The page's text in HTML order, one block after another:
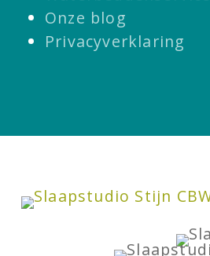
Onze blog
Privacyverklaring